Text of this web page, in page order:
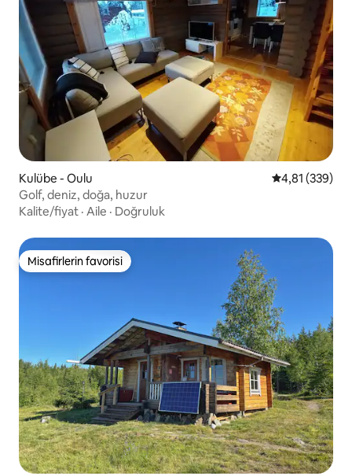
Kulübe - Oulu 5 üzerinden
4,81 (339)
Golf, deniz, doğa, huzur
Kalite/fiyat · Aile · Doğruluk
Misafirlerin favorisi
Misafirlerin favorisi